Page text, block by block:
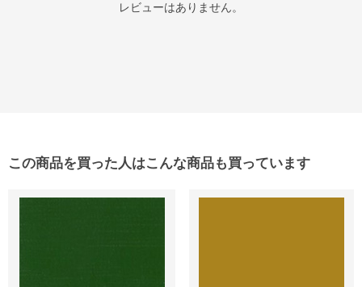
レビューはありません。
この商品を買った人はこんな商品も買っています